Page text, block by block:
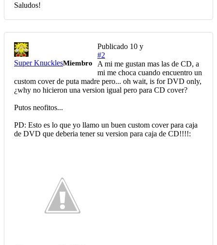
Saludos!
Super KnucklesMiembro
Publicado 10 y
#2
A mi me gustan mas las de CD, a
mi me choca cuando encuentro un
custom cover de puta madre pero... oh wait, is for DVD only,
¿why no hicieron una version igual pero para CD cover?
Putos neofitos...
PD: Esto es lo que yo llamo un buen custom cover para caja
de DVD que deberia tener su version para caja de CD!!!!: